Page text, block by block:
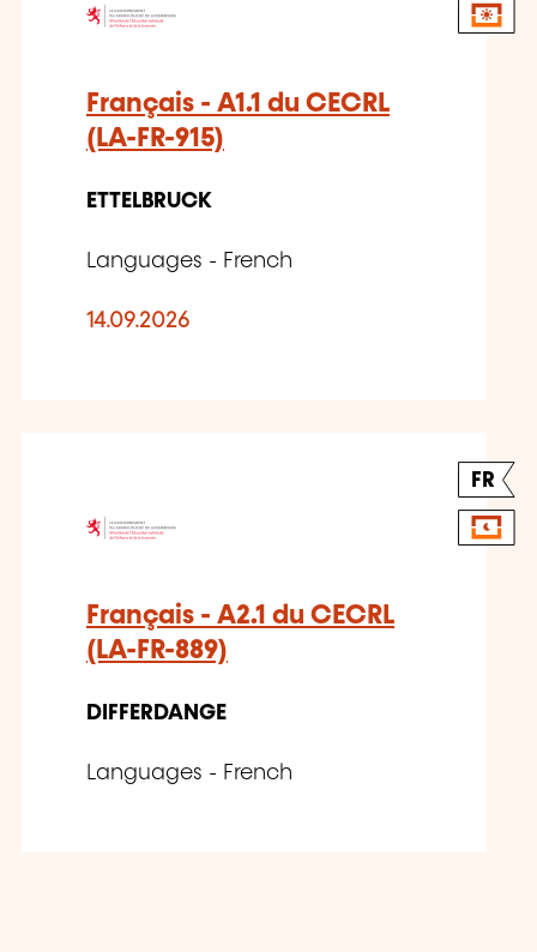
Français - A1.1 du CECRL
(LA-FR-915)
ETTELBRUCK
Languages - French
14.09.2026
FR
Français - A2.1 du CECRL
(LA-FR-889)
DIFFERDANGE
Languages - French